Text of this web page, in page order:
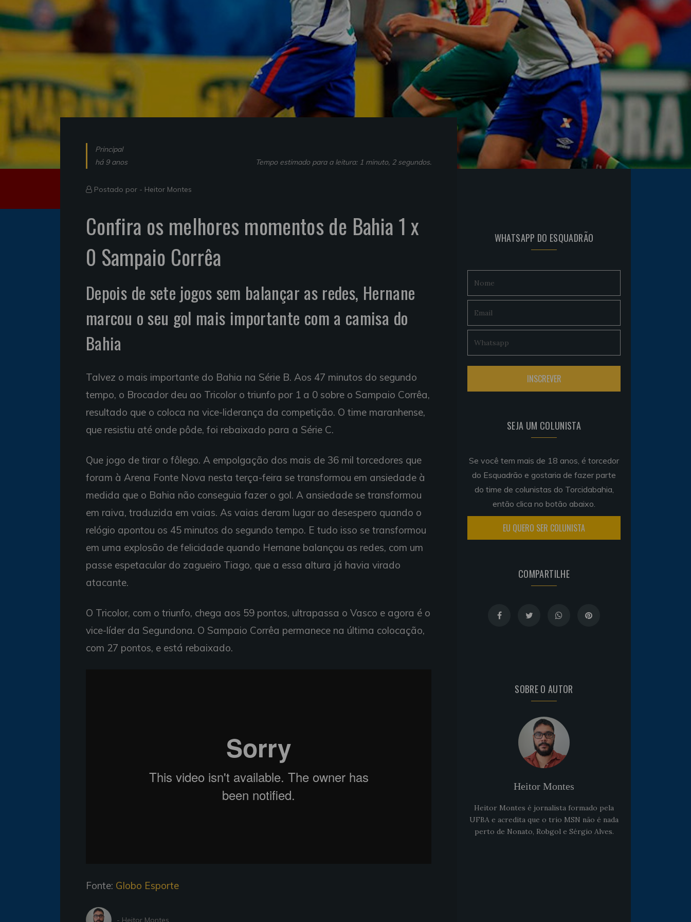
Principal
há 9 anos
Tempo estimado para a leitura: 1 minuto, 2 segundos.
Postado por - Heitor Montes
Confira os melhores momentos de Bahia 1 x
0 Sampaio Corrêa
Depois de sete jogos sem balançar as redes, Hernane
marcou o seu gol mais importante com a camisa do
Bahia
Talvez o mais importante do Bahia na Série B. Aos 47 minutos do segundo
tempo, o Brocador deu ao Tricolor o triunfo por 1 a 0 sobre o Sampaio Corrêa,
resultado que o coloca na vice-liderança da competição. O time maranhense,
que resistiu até onde pôde, foi rebaixado para a Série C.
Que jogo de tirar o fôlego. A empolgação dos mais de 36 mil torcedores que
foram à Arena Fonte Nova nesta terça-feira se transformou em ansiedade à
medida que o Bahia não conseguia fazer o gol. A ansiedade se transformou
em raiva, traduzida em vaias. As vaias deram lugar ao desespero quando o
relógio apontou os 45 minutos do segundo tempo. E tudo isso se transformou
em uma explosão de felicidade quando Hernane balançou as redes, com um
passe espetacular do zagueiro Tiago, que a essa altura já havia virado
atacante.
O Tricolor, com o triunfo, chega aos 59 pontos, ultrapassa o Vasco e agora é o
vice-líder da Segundona. O Sampaio Corrêa permanece na última colocação,
com 27 pontos, e está rebaixado.
Fonte: Globo Esporte
- Heitor Montes
WHATSAPP DO ESQUADRÃO
SEJA UM COLUNISTA
Se você tem mais de 18 anos, é torcedor
do Esquadrão e gostaria de fazer parte
do time de colunistas do Torcidabahia,
então clica no botão abaixo.
EU QUERO SER COLUNISTA
COMPARTILHE
SOBRE O AUTOR
Heitor Montes
Heitor Montes é jornalista formado pela
UFBA e acredita que o trio MSN não é nada
perto de Nonato, Robgol e Sérgio Alves.